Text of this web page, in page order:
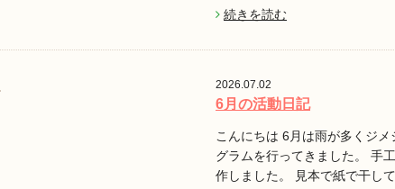
続きを読む
2026.07.02
6月の活動日記
こんにちは 6月は雨が多くジ
グラムを行ってきました。 手
作しました。 見本で紙で干し